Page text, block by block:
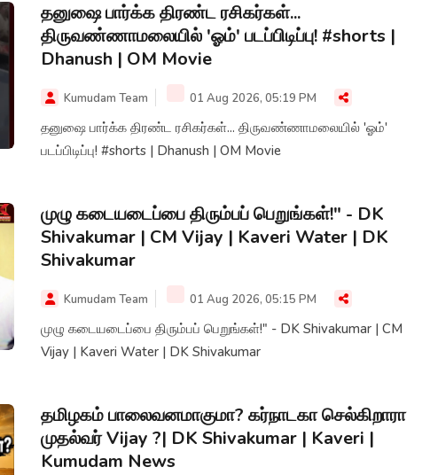
தனுஷை பார்க்க திரண்ட ரசிகர்கள்...
திருவண்ணாமலையில் 'ஓம்' படப்பிடிப்பு! #shorts |
Dhanush | OM Movie
Kumudam Team 01 Aug 2026, 05:19 PM
தனுஷை பார்க்க திரண்ட ரசிகர்கள்... திருவண்ணாமலையில் 'ஓம்'
படப்பிடிப்பு! #shorts | Dhanush | OM Movie
முழு கடையடைப்பை திரும்பப் பெறுங்கள்!" - DK
Shivakumar | CM Vijay | Kaveri Water | DK
Shivakumar
Kumudam Team 01 Aug 2026, 05:15 PM
முழு கடையடைப்பை திரும்பப் பெறுங்கள்!" - DK Shivakumar | CM
Vijay | Kaveri Water | DK Shivakumar
தமிழகம் பாலைவனமாகுமா? கர்நாடகா செல்கிறாரா
முதல்வர் Vijay ?| DK Shivakumar | Kaveri |
Kumudam News